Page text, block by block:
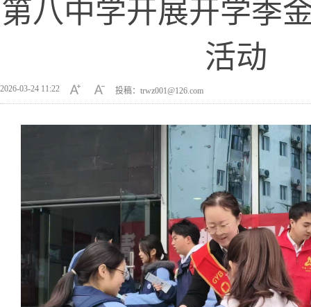
第八中学开展开学季
活动
2026-03-24 11:22 投稿：trwz001@126.com